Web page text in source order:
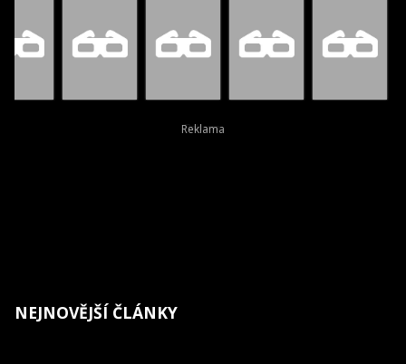
NEJNOVĚJŠÍ ČLÁNKY